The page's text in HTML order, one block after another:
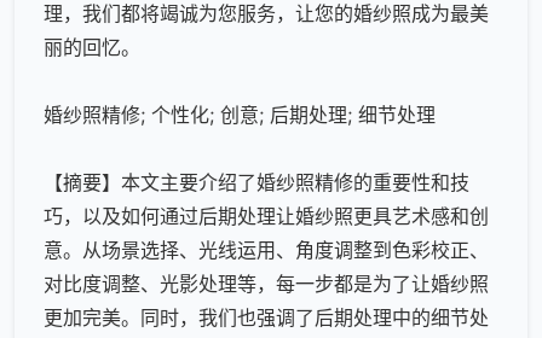
理，我们都将竭诚为您服务，让您的婚纱照成为最美
丽的回忆。
婚纱照精修; 个性化; 创意; 后期处理; 细节处理
【摘要】本文主要介绍了婚纱照精修的重要性和技
巧，以及如何通过后期处理让婚纱照更具艺术感和创
意。从场景选择、光线运用、角度调整到色彩校正、
对比度调整、光影处理等，每一步都是为了让婚纱照
更加完美。同时，我们也强调了后期处理中的细节处